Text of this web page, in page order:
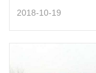
2018-10-19